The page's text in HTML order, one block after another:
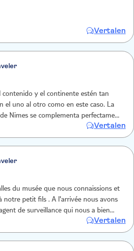
Vertalen
y el continente estén tan
el uno al otro como en este caso. La
Nimes se complementa perfectamente
ideado por Norman Foster.
Vertalen
du musée que nous connaissions et
notre petit fils . A l'arrivée nous avons
de surveillance qui nous a bien
En plus des autres visites nous avons
Vertalen